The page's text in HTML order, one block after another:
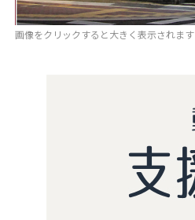
画像をクリックすると大きく表示されます